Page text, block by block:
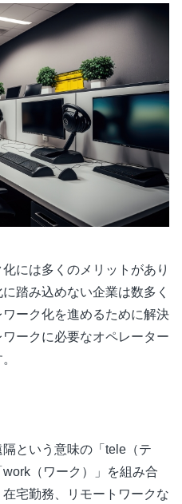
には多くのメリットがあり
踏み込めない企業は数多く
ーク化を進めるために解決
ークに必要なオペレーター
という意味の「tele（テ
（ワーク）」を組み合
宅勤務、リモートワークな